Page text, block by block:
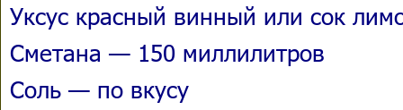
Уксус красный винный или сок
Сметана — 150 миллилитров
Соль — по вкусу